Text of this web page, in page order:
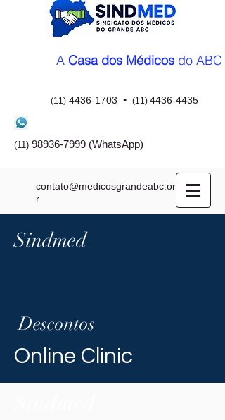
A Casa dos Médicos do ABC
(11) 4436-1703 ▪ (11) 4436-4435
(11) 98936-7999 (WhatsApp)
contato@medicosgrandeabc.org.b
r
Sindmed
Descontos
Online Clinic